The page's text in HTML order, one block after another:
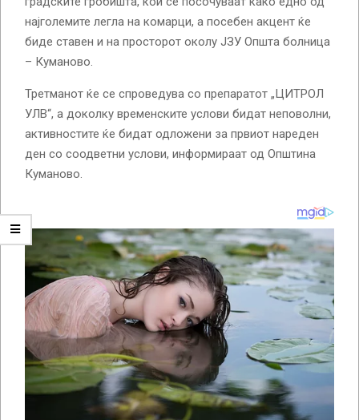
најголемите легла на комарци, а посебен акцент ќе
биде ставен и на просторот околу ЈЗУ Општа болница
– Куманово.
Третманот ќе се спроведува со препаратот „ЦИТРОЛ
УЛВ“, а доколку временските услови бидат неповолни,
активностите ќе бидат одложени за првиот нареден
ден со соодветни услови, информираат од Општина
Куманово.